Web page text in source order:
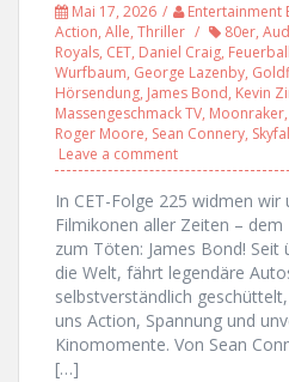
Mai 17, 2026 Entertainment
Action, Alle, Thriller 80er,
Royals, CET, Daniel Craig, Feuerball
Wurfbaum, George Lazenby,
Hörsendung, James Bond, Kevin
Massengeschmack TV, Moonraker,
Roger Moore, Sean Connery,
Leave a comment
In CET-Folge 225 widmen
Filmikonen aller Zeiten –
zum Töten: James Bond! Seit
die Welt, fährt legendäre
selbstverständlich
uns Action, Spannung und
Kinomomente. Von Sean
[…]